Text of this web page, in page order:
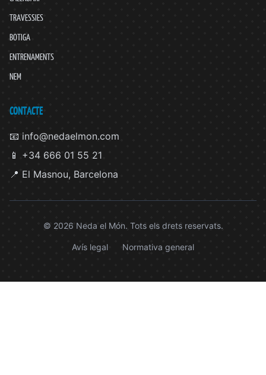
TRAVESSIES
BOTIGA
ENTRENAMENTS
NEM
CONTACTE
📧 info@nedaelmon.com
📱 +34 666 01 55 21
📍 El Masnou, Barcelona
© 2026 Neda el Món. Tots els drets reservats.
Avís legal Normativa general